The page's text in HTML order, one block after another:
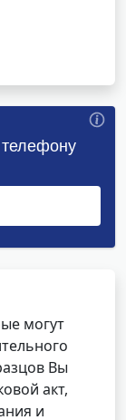
могут
Вы
акт,
и